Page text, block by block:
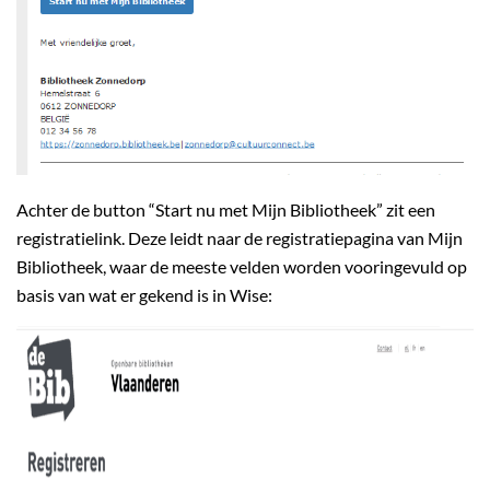
Achter de button “Start nu met Mijn Bibliotheek” zit een
registratielink. Deze leidt naar de registratiepagina van Mijn
Bibliotheek, waar de meeste velden worden vooringevuld op
basis van wat er gekend is in Wise: